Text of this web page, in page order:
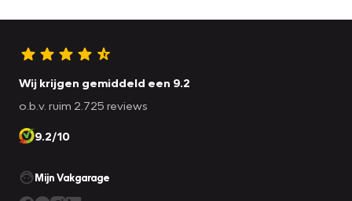
Wij krijgen gemiddeld een 9.2
o.b.v. ruim 2.725 reviews
9.2/10
Mijn Vakgarage